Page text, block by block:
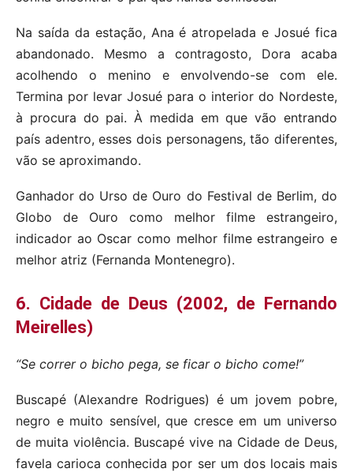
Na saída da estação, Ana é atropelada e Josué fica
abandonado. Mesmo a contragosto, Dora acaba
acolhendo o menino e envolvendo-se com ele.
Termina por levar Josué para o interior do Nordeste,
à procura do pai. À medida em que vão entrando
país adentro, esses dois personagens, tão diferentes,
vão se aproximando.
Ganhador do Urso de Ouro do Festival de Berlim, do
Globo de Ouro como melhor filme estrangeiro,
indicador ao Oscar como melhor filme estrangeiro e
melhor atriz (Fernanda Montenegro).
6. Cidade de Deus (2002, de Fernando
Meirelles)
“Se correr o bicho pega, se ficar o bicho come!”
Buscapé (Alexandre Rodrigues) é um jovem pobre,
negro e muito sensível, que cresce em um universo
de muita violência. Buscapé vive na Cidade de Deus,
favela carioca conhecida por ser um dos locais mais